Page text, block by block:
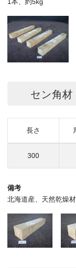
セン角材
長さ
300
備考
北海道産、天然乾燥